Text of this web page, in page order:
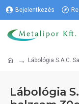
Bejelentkezés
Lábológia S.A.C.
Lábológia